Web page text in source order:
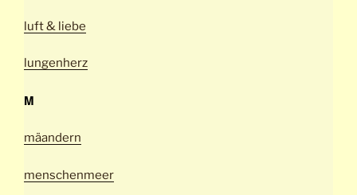
luft & liebe
lungenherz
M
mäandern
menschenmeer